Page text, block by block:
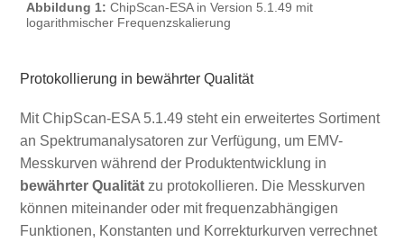
Abbildung 1: ChipScan-ESA in Version 5.1.49 mit
logarithmischer Frequenzskalierung
Protokollierung in bewährter Qualität
Mit ChipScan-ESA 5.1.49 steht ein erweitertes Sortiment
an Spektrumanalysatoren zur Verfügung, um EMV-
Messkurven während der Produktentwicklung in
bewährter Qualitätzu protokollieren. Die Messkurven
können miteinander oder mit frequenzabhängigen
Funktionen, Konstanten und Korrekturkurven verrechnet